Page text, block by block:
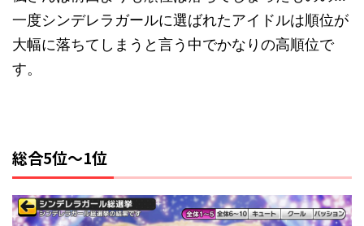
一度シンデレラガールに選ばれたアイドルは順位が
大幅に落ちてしまうと言う中でかなりの高順位で
す。
総合5位～1位